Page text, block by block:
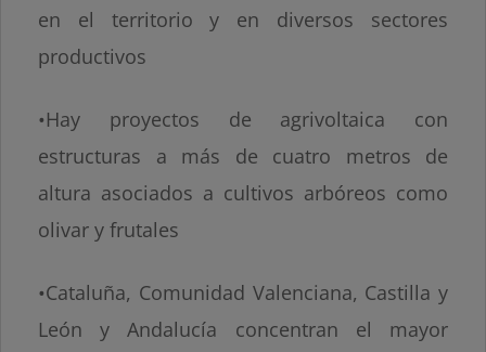
en el territorio y en diversos sectores
productivos
•Hay proyectos de agrivoltaica con
estructuras a más de cuatro metros de
altura asociados a cultivos arbóreos como
olivar y frutales
•Cataluña, Comunidad Valenciana, Castilla y
León y Andalucía concentran el mayor